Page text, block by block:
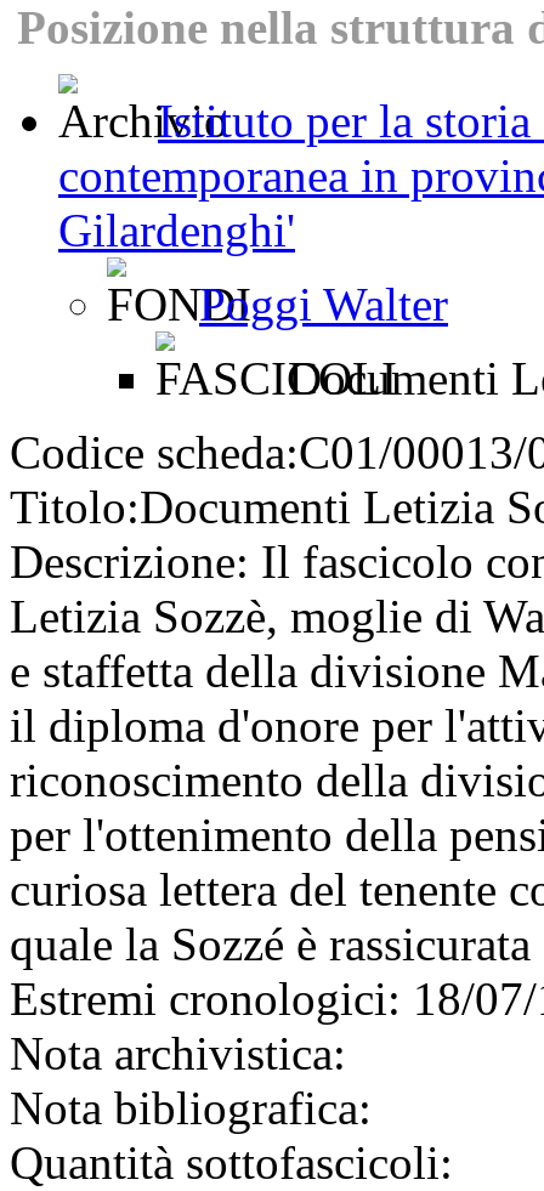
Posizione nella struttura
Istituto per la storia
contemporanea in
Gilardenghi'
Poggi Walter
Documenti
Codice scheda:C01/00013/
Titolo:Documenti Letizia
Descrizione: Il fascicolo
Letizia Sozzè, moglie di
e staffetta della divisione
il diploma d'onore per
riconoscimento della
per l'ottenimento della
curiosa lettera del tenente
quale la Sozzé è
Estremi cronologici: 18/
Nota archivistica:
Nota bibliografica:
Quantità sottofascicoli: